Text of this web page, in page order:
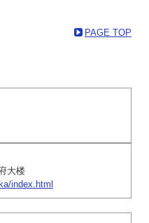
PAGE TOP
大楼
index.html